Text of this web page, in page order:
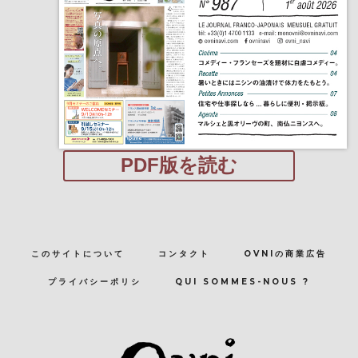
PDF版を読む
このサイトについて コンタクト OVNIの商業広告
プライバシーポリシ QUI SOMMES-NOUS ?